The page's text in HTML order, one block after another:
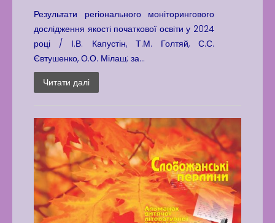
Результати регіонального моніторингового
дослідження якості початкової освіти у 2024
році / І.В. Капустін, Т.М. Голтяй, С.С.
Євтушенко, О.О. Мілаш; за...
Читати далі